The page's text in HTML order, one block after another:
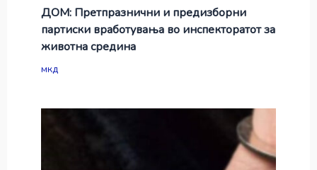
ДОМ: Претпразнични и предизборни
партиски вработувања во инспекторатот за
животна средина
мкд